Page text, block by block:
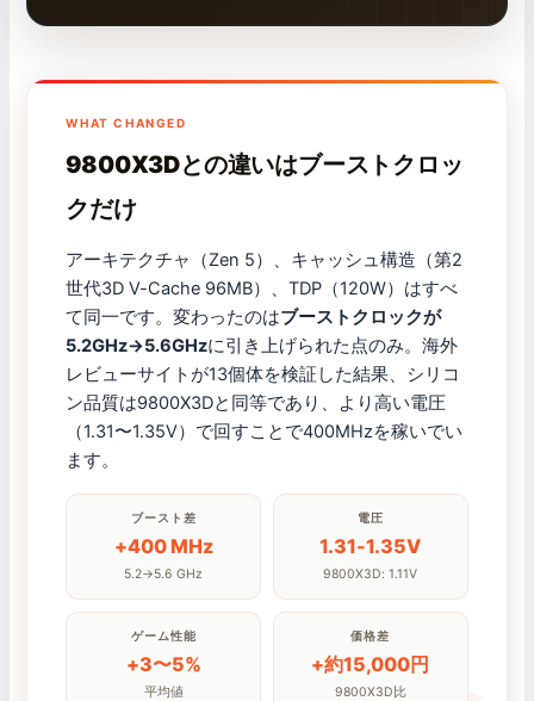
WHAT CHANGED
9800X3Dとの違いはブーストクロッ
クだけ
アーキテクチャ（Zen 5）、キャッシュ構造（第2
世代3D V-Cache 96MB）、TDP（120W）はすべ
て同一です。変わったのはブーストクロックが
5.2GHz→5.6GHzに引き上げられた点のみ。海外
レビューサイトが13個体を検証した結果、シリコ
ン品質は9800X3Dと同等であり、より高い電圧
（1.31〜1.35V）で回すことで400MHzを稼いでい
ます。
ブースト差
+400 MHz
5.2→5.6 GHz
電圧
1.31-1.35V
9800X3D: 1.11V
ゲーム性能
+3〜5%
平均値
価格差
+約15,000円
9800X3D比